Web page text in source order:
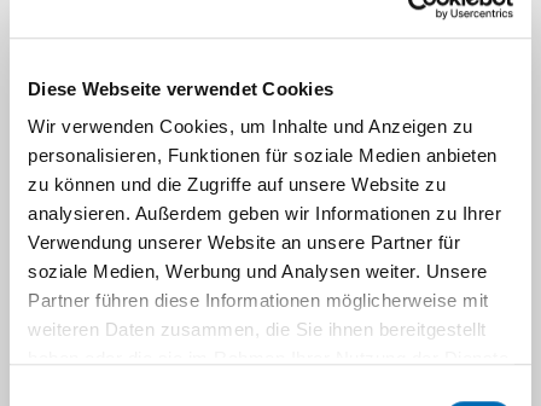
Diese Webseite verwendet Cookies
Wir verwenden Cookies, um Inhalte und Anzeigen zu
personalisieren, Funktionen für soziale Medien anbieten
zu können und die Zugriffe auf unsere Website zu
analysieren. Außerdem geben wir Informationen zu Ihrer
Verwendung unserer Website an unsere Partner für
soziale Medien, Werbung und Analysen weiter. Unsere
Partner führen diese Informationen möglicherweise mit
weiteren Daten zusammen, die Sie ihnen bereitgestellt
Zusammenarbeit mit der Deutschen Hypertonie
Akademie® die Möglichkeit, die
Rezertifizierung als
erwerben.
Im Rahmen des „Düsseldorfer Nephro-Forums“
werden verschiedene aktuelle internistische
und nephrologische Themen aufgegriffen,
besondere Schwerpunkte der Veranstaltung
stellen die Nephro-Pathologische Konferenzen,